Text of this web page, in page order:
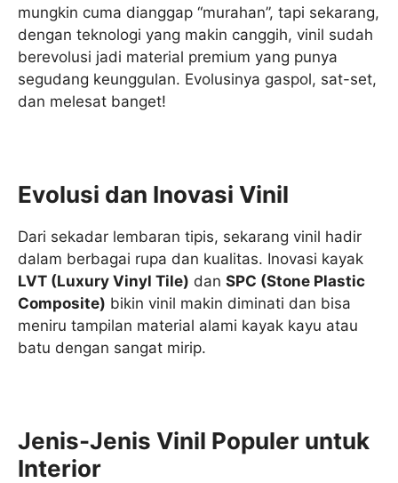
mungkin cuma dianggap “murahan”, tapi sekarang,
dengan teknologi yang makin canggih, vinil sudah
berevolusi jadi material premium yang punya
segudang keunggulan. Evolusinya gaspol, sat-set,
dan melesat banget!
Evolusi dan Inovasi Vinil
Dari sekadar lembaran tipis, sekarang vinil hadir
dalam berbagai rupa dan kualitas. Inovasi kayak
LVT (Luxury Vinyl Tile) dan SPC (Stone Plastic
Composite) bikin vinil makin diminati dan bisa
meniru tampilan material alami kayak kayu atau
batu dengan sangat mirip.
Jenis-Jenis Vinil Populer untuk
Interior